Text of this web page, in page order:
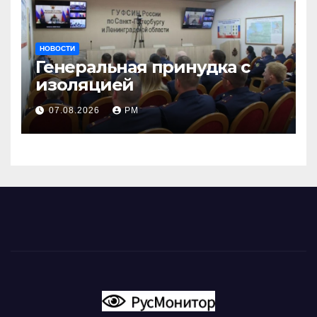
НОВОСТИ
Генеральная принудка с
изоляцией
07.08.2026 РМ